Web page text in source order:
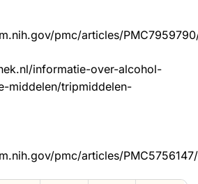
pmc/articles/
informatie-over-alcohol-
middelen/tripmiddelen-
pmc/articles/PMC5756147/